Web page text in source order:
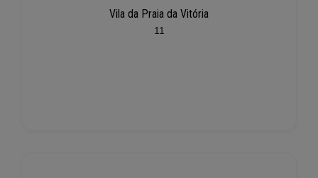
Vila da Praia da Vitória
11